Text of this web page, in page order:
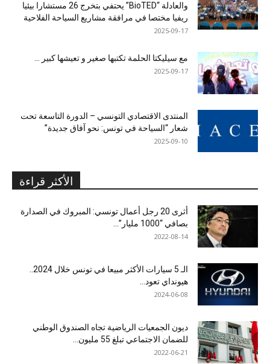
والعادلة “BioTED” يحتفي بتخرج 26 مستشارا بيئيا
ريفيا مختصا في مرافقة مشاريع السياحة الفلاحية
2025-09-17
مع سيليكتا الحلمة تكتبها صغير و تعيشها كبير …
2025-09-17
المنتدى الاقتصادي التونسي – الدورة التاسعة تحت
شعار “السياحة في تونس: نحو آفاق جديدة”
2025-09-10
الأكثر قراءة
أثرى 20 رجل أعمال تونسي: المبروك في الصدارة
بصافي “1000 مليار”...
2022-08-14
هيونداي تعود...
2024-06-08
ديون الجمعيات الرياضية تجاه الصندوق الوطني
للضمان الاجتماعي تبلغ 55 مليون...
2022-06-21